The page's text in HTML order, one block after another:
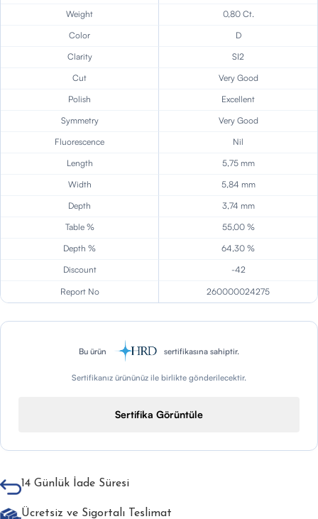
Weight
0,80 Ct.
Color
D
Clarity
SI2
Cut
Very Good
Polish
Excellent
Symmetry
Very Good
Fluorescence
Nil
Length
5,75 mm
Width
5,84 mm
Depth
3,74 mm
Table %
55,00 %
Depth %
64,30 %
Discount
-42
Report No 260000024275
Bu ürün sertifikasına sahiptir.
Sertifikanız ürününüz ile birlikte gönderilecektir.
Sertifika Görüntüle
14 Günlük İade Süresi
Ücretsiz ve Sigortalı Teslimat